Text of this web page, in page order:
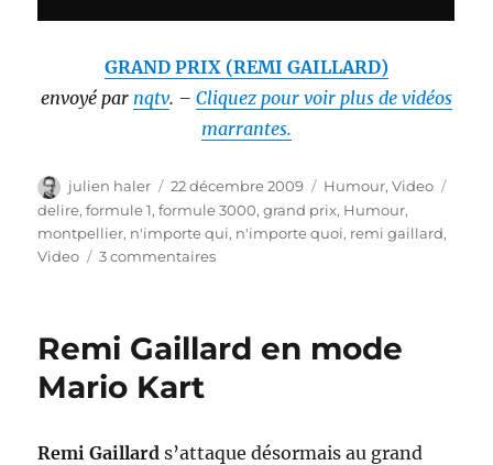
GRAND PRIX (REMI GAILLARD)
envoyé par nqtv. – Cliquez pour voir plus de vidéos
marrantes.
Auteur
julien haler
Publié
le
22 décembre 2009 Catégories
Humour,Video
delire,formule 1,formule 3000,grand prix, Humour,
montpellier, n'importe qui, n'importe quoi, remi gaillard,
Video
3 commentairessur
Grand
Remi Gaillard en mode
Mario Kart
Remi Gaillard s’attaque désormais au grand